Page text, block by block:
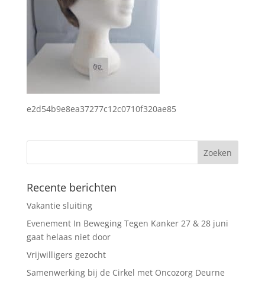
e2d54b9e8ea37277c12c0710f320ae85
Recente berichten
Vakantie sluiting
Evenement In Beweging Tegen Kanker 27 & 28 juni
gaat helaas niet door
Vrijwilligers gezocht
Samenwerking bij de Cirkel met Oncozorg Deurne